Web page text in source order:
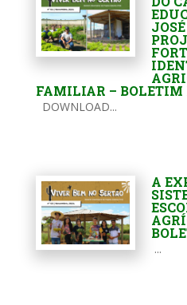
FAMILIAR – BOLETIM
DOWNLOAD...
A
...